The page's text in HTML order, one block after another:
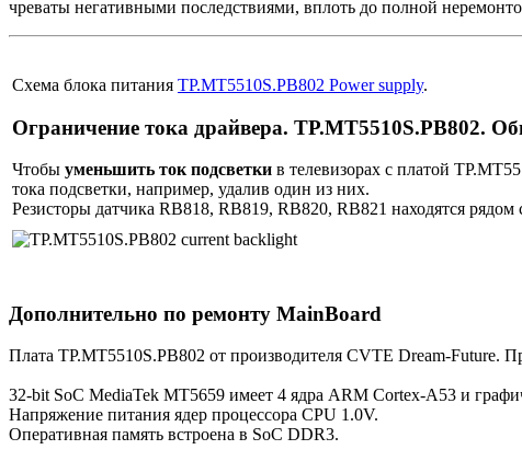
чреваты негативными последствиями, вплоть до полной
Схема блока питания TP.MT5510S.PB802 Power supply.
Ограничение тока драйвера. TP.MT5510S.PB802.
Чтобы уменьшить ток подсветки в телевизорах с платой
тока подсветки, например, удалив один из них.
Резисторы датчика RB818, RB819, RB820, RB821 находятся
Дополнительно по ремонту MainBoard
Плата TP.MT5510S.PB802 от производителя CVTE Dream-Future.
32-bit SoC MediaTek MT5659 имеет 4 ядра ARM Cortex-A53 и
Напряжение питания ядер процессора CPU 1.0V.
Оперативная память встроена в SoC DDR3.